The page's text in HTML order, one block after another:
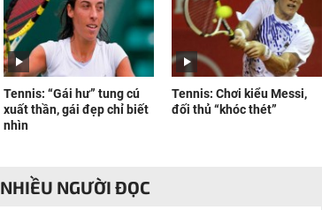
Tennis: “Gái hư” tung cú
xuất thần, gái đẹp chỉ biết
nhìn
Tennis: Chơi kiểu Messi,
đối thủ “khóc thét”
NHIỀU NGƯỜI ĐỌC